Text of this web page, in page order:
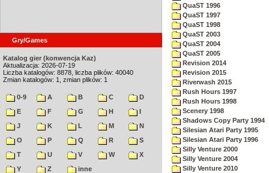
Gry/Games
Katalog gier (konwencja Kaz)
Aktualizacja: 2026-07-19
Liczba katalogów: 8878, liczba plików: 40040
Zmian katalogów: 1, zmian plików: 1
0-9 A B C
D
E
F G H
I
J
K L M
N
O
P Q R
S
T
U V W
X
Y
Z
inne
QuaST 1996
QuaST 1997
QuaST 1998
QuaST 2003
QuaST 2004
QuaST 2005
Revision 2014
Revision 2015
Riverwash 2015
Rush Hours 1997
Rush Hours 1998
Scenery 1998
Shadows Copy Party 1994
Silesian Atari Party 1995
Silesian Atari Party 1996
Silly Venture 2000
Silly Venture 2004
Silly Venture 2010